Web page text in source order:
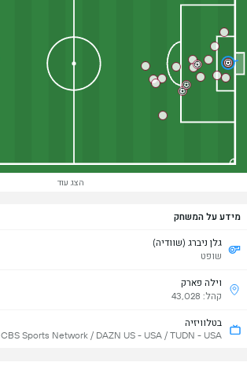
הצג עוד
מידע על המשחק
גלן ניברג (שוודיה)
שופט
וילה פארק
קהל: 43,028
בטלוויזיה
CBS Sports Network / DAZN US - USA / TUDN - USA